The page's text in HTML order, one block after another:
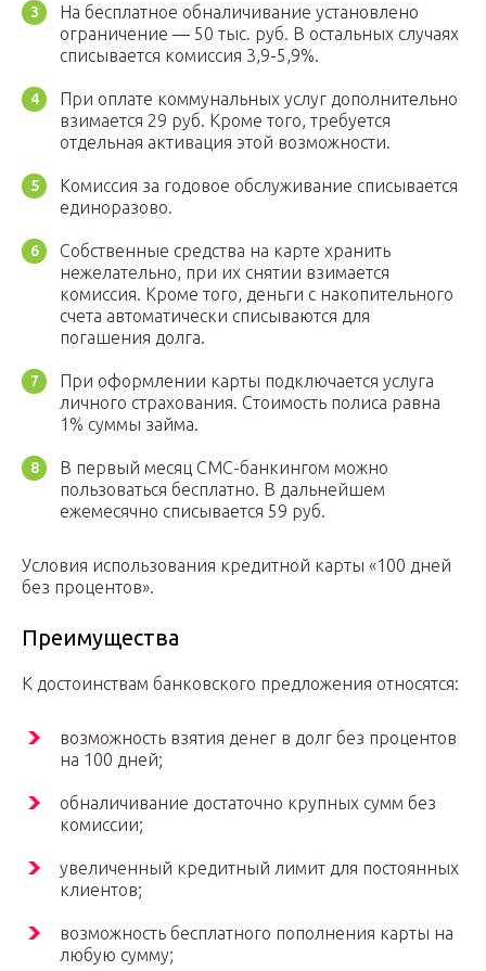
На бесплатное обналичивание установлено
ограничение — 50 тыс. руб. В остальных случаях
списывается комиссия 3,9-5,9%.
При оплате коммунальных услуг дополнительно
взимается 29 руб. Кроме того, требуется
отдельная активация этой возможности.
Комиссия за годовое обслуживание списывается
единоразово.
Собственные средства на карте хранить
нежелательно, при их снятии взимается
комиссия. Кроме того, деньги с накопительного
счета автоматически списываются для
погашения долга.
При оформлении карты подключается услуга
личного страхования. Стоимость полиса равна
1% суммы займа.
В первый месяц СМС-банкингом можно
пользоваться бесплатно. В дальнейшем
ежемесячно списывается 59 руб.
Условия использования кредитной карты «100 дней
без процентов».
Преимущества
К достоинствам банковского предложения относятся:
возможность взятия денег в долг без процентов
на 100 дней;
обналичивание достаточно крупных сумм без
комиссии;
увеличенный кредитный лимит для постоянных
клиентов;
возможность бесплатного пополнения карты на
любую сумму;